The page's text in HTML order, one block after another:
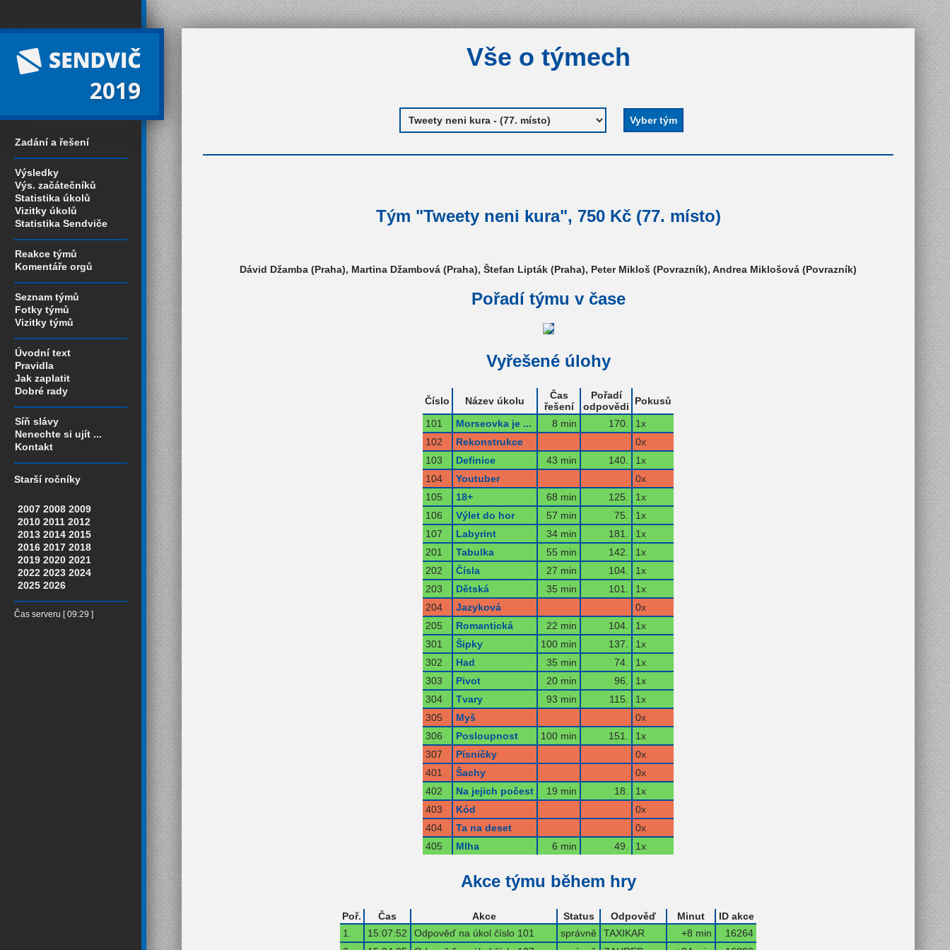
2019
Zadání a řešení
Výsledky
Výs. začátečníků
Statistika úkolů
Vizitky úkolů
Statistika Sendviče
Reakce týmů
Komentáře orgů
Seznam týmů
Fotky týmů
Vizitky týmů
Úvodní text
Pravidla
Jak zaplatit
Dobré rady
Síň slávy
Nenechte si ujít ...
Kontakt
Starší ročníky
2007 2008 2009
2010 2011 2012
2013 2014 2015
2016 2017 2018
2019 2020 2021
2022 2023 2024
2025 2026
Čas serveru [ 09:29 ]
Vše o týmech
Tým "Tweety neni kura", 750 Kč (77. místo)
Dávid Džamba (Praha), Martina Džambová (Praha), Štefan Lipták (Praha), Peter Mikloš (Povrazník), Andrea Miklošová (Povrazník)
Pořadí týmu v čase
Vyřešené úlohy
Číslo Název úkolu
Čas
řešení
Pořadí
odpovědi
Pokusů
101
Morseovka je ... 8 min 170.
1x
102
Rekonstrukce
0x
103
Definice 43 min 140.
1x
104
Youtuber
0x
105
18+ 68 min 125.
1x
106
Výlet do hor 57 min 75.
1x
107
Labyrint 34 min 181.
1x
201
Tabulka 55 min 142.
1x
202
Čísla 27 min 104.
1x
203
Dětská 35 min 101.
1x
204
Jazyková
0x
205
Romantická 22 min 104.
1x
301
Šipky 100 min 137.
1x
302
Had 35 min 74.
1x
303
Pivot 20 min 96.
1x
304
Tvary 93 min 115.
1x
305
Myš
0x
306
Posloupnost 100 min 151.
1x
307
Písničky
0x
401
Šachy
0x
402
Na jejich počest 19 min 18.
1x
403
Kód
0x
404
Ta na deset
0x
405
Mlha 6 min 49. 1x
Akce týmu během hry
Poř. Čas Akce Status Odpověď Minut
ID akce
1.
15:07:52 Odpověď na úkol číslo 101 správně TAXIKAR +8 min
16264